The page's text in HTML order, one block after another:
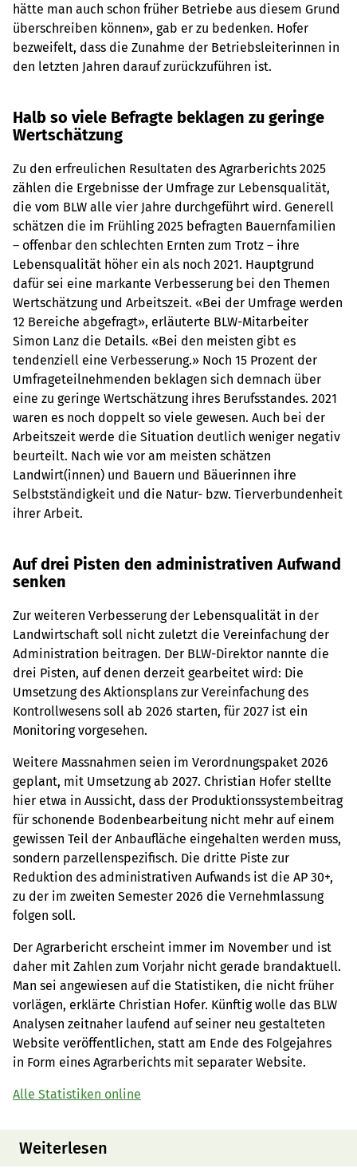
hätte man auch schon früher Betriebe aus diesem Grund
überschreiben können», gab er zu bedenken. Hofer
bezweifelt, dass die Zunahme der Betriebsleiterinnen in
den letzten Jahren darauf zurückzuführen ist.
Halb so viele Befragte beklagen zu geringe
Wertschätzung
Zu den erfreulichen Resultaten des Agrarberichts 2025
zählen die Ergebnisse der Umfrage zur Lebensqualität,
die vom BLW alle vier Jahre durchgeführt wird. Generell
schätzen die im Frühling 2025 befragten Bauernfamilien
– offenbar den schlechten Ernten zum Trotz – ihre
Lebensqualität höher ein als noch 2021. Hauptgrund
dafür sei eine markante Verbesserung bei den Themen
Wertschätzung und Arbeitszeit. «Bei der Umfrage werden
12 Bereiche abgefragt», erläuterte BLW-Mitarbeiter
Simon Lanz die Details. «Bei den meisten gibt es
tendenziell eine Verbesserung.» Noch 15 Prozent der
Umfrageteilnehmenden beklagen sich demnach über
eine zu geringe Wertschätzung ihres Berufsstandes. 2021
waren es noch doppelt so viele gewesen. Auch bei der
Arbeitszeit werde die Situation deutlich weniger negativ
beurteilt. Nach wie vor am meisten schätzen
Landwirt(innen) und Bauern und Bäuerinnen ihre
Selbstständigkeit und die Natur- bzw. Tierverbundenheit
ihrer Arbeit.
Auf drei Pisten den administrativen Aufwand
senken
Zur weiteren Verbesserung der Lebensqualität in der
Landwirtschaft soll nicht zuletzt die Vereinfachung der
Administration beitragen. Der BLW-Direktor nannte die
drei Pisten, auf denen derzeit gearbeitet wird: Die
Umsetzung des Aktionsplans zur Vereinfachung des
Kontrollwesens soll ab 2026 starten, für 2027 ist ein
Monitoring vorgesehen.
Weitere Massnahmen seien im Verordnungspaket 2026
geplant, mit Umsetzung ab 2027. Christian Hofer stellte
hier etwa in Aussicht, dass der Produktionssystembeitrag
für schonende Bodenbearbeitung nicht mehr auf einem
gewissen Teil der Anbaufläche eingehalten werden muss,
sondern parzellenspezifisch. Die dritte Piste zur
Reduktion des administrativen Aufwands ist die AP 30+,
zu der im zweiten Semester 2026 die Vernehmlassung
folgen soll.
Der Agrarbericht erscheint immer im November und ist
daher mit Zahlen zum Vorjahr nicht gerade brandaktuell.
Man sei angewiesen auf die Statistiken, die nicht früher
vorlägen, erklärte Christian Hofer. Künftig wolle das BLW
Analysen zeitnaher laufend auf seiner neu gestalteten
Website veröffentlichen, statt am Ende des Folgejahres
in Form eines Agrarberichts mit separater Website.
Alle Statistiken online
Weiterlesen